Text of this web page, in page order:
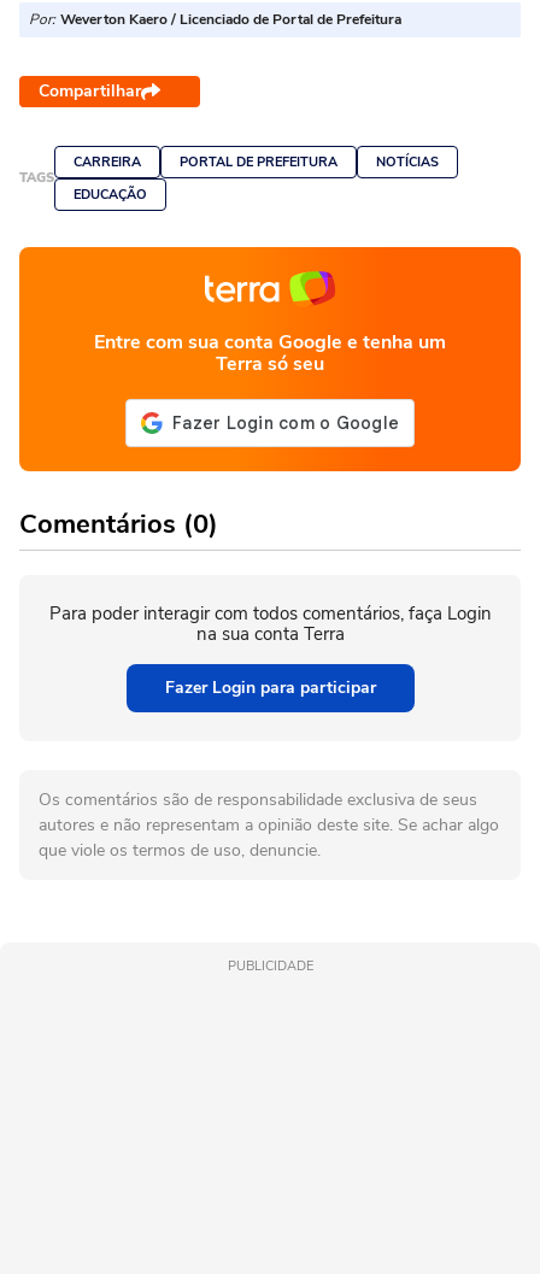
Por: Weverton Kaero / Licenciado de Portal de Prefeitura
Compartilhar
TAGS
CARREIRA PORTAL DE PREFEITURA
NOTÍCIAS
EDUCAÇÃO
Entre com sua conta Google e tenha um
Terra só seu
Comentários (0)
Para poder interagir com todos comentários, faça Login
na sua conta Terra
Fazer Login para participar
Os comentários são de responsabilidade exclusiva de seus
autores e não representam a opinião deste site. Se achar algo
que viole os termos de uso, denuncie.
PUBLICIDADE